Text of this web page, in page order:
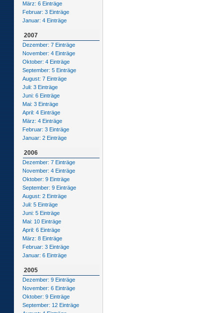
März: 6 Einträge
Februar: 3 Einträge
Januar: 4 Einträge
2007
Dezember: 7 Einträge
November: 4 Einträge
Oktober: 4 Einträge
September: 5 Einträge
August: 7 Einträge
Juli: 3 Einträge
Juni: 6 Einträge
Mai: 3 Einträge
April: 4 Einträge
März: 4 Einträge
Februar: 3 Einträge
Januar: 2 Einträge
2006
Dezember: 7 Einträge
November: 4 Einträge
Oktober: 9 Einträge
September: 9 Einträge
August: 2 Einträge
Juli: 5 Einträge
Juni: 5 Einträge
Mai: 10 Einträge
April: 6 Einträge
März: 8 Einträge
Februar: 3 Einträge
Januar: 6 Einträge
2005
Dezember: 9 Einträge
November: 6 Einträge
Oktober: 9 Einträge
September: 12 Einträge